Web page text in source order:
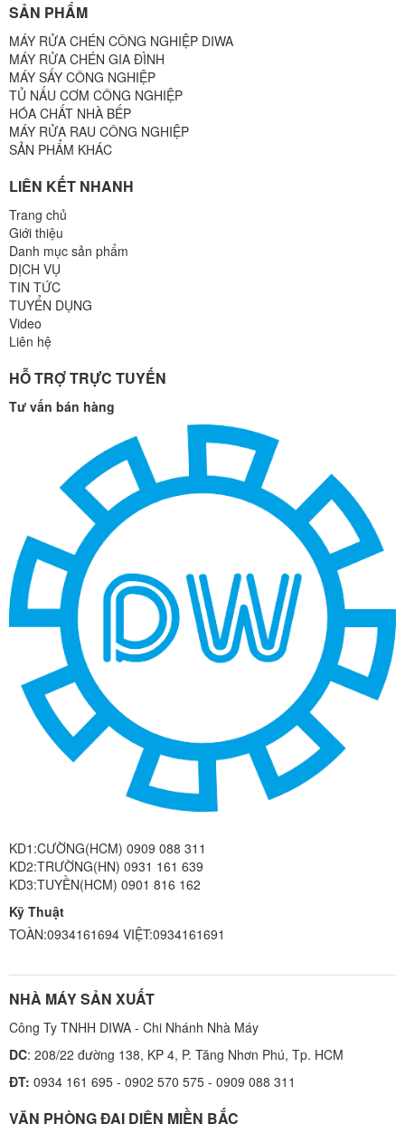
SẢN PHẨM
MÁY RỬA CHÉN CÔNG NGHIỆP DIWA
MÁY RỬA CHÉN GIA ĐÌNH
MÁY SẤY CÔNG NGHIỆP
TỦ NẤU CƠM CÔNG NGHIỆP
HÓA CHẤT NHÀ BẾP
MÁY RỬA RAU CÔNG NGHIỆP
SẢN PHẨM KHÁC
LIÊN KẾT NHANH
Trang chủ
Giới thiệu
Danh mục sản phẩm
DỊCH VỤ
TIN TỨC
TUYỂN DỤNG
Video
Liên hệ
HỖ TRỢ TRỰC TUYẾN
Tư vấn bán hàng
KD1:CƯỜNG(HCM) 0909 088 311
KD2:TRƯỜNG(HN) 0931 161 639
KD3:TUYỀN(HCM) 0901 816 162
Kỹ Thuật
TOÀN:0934161694 VIỆT:0934161691
NHÀ MÁY SẢN XUẤT
Công Ty TNHH DIWA - Chi Nhánh Nhà Máy
DC: 208/22 đường 138, KP 4, P. Tăng Nhơn Phú, Tp. HCM
ĐT: 0934 161 695 - 0902 570 575 - 0909 088 311
VĂN PHÒNG ĐẠI DIỆN MIỀN BẮC